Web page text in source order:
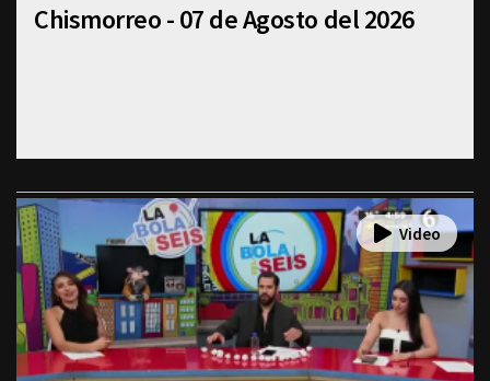
Chismorreo - 07 de Agosto del 2026